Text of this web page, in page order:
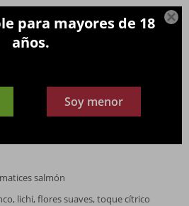

para mayores de 18
años.
Soy menor
joven; preservación de aromas
salmón
lichi, flores suaves, toque cítrico